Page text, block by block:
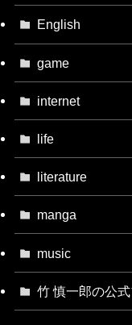
English
game
internet
life
literature
manga
music
竹 慎一郎の公